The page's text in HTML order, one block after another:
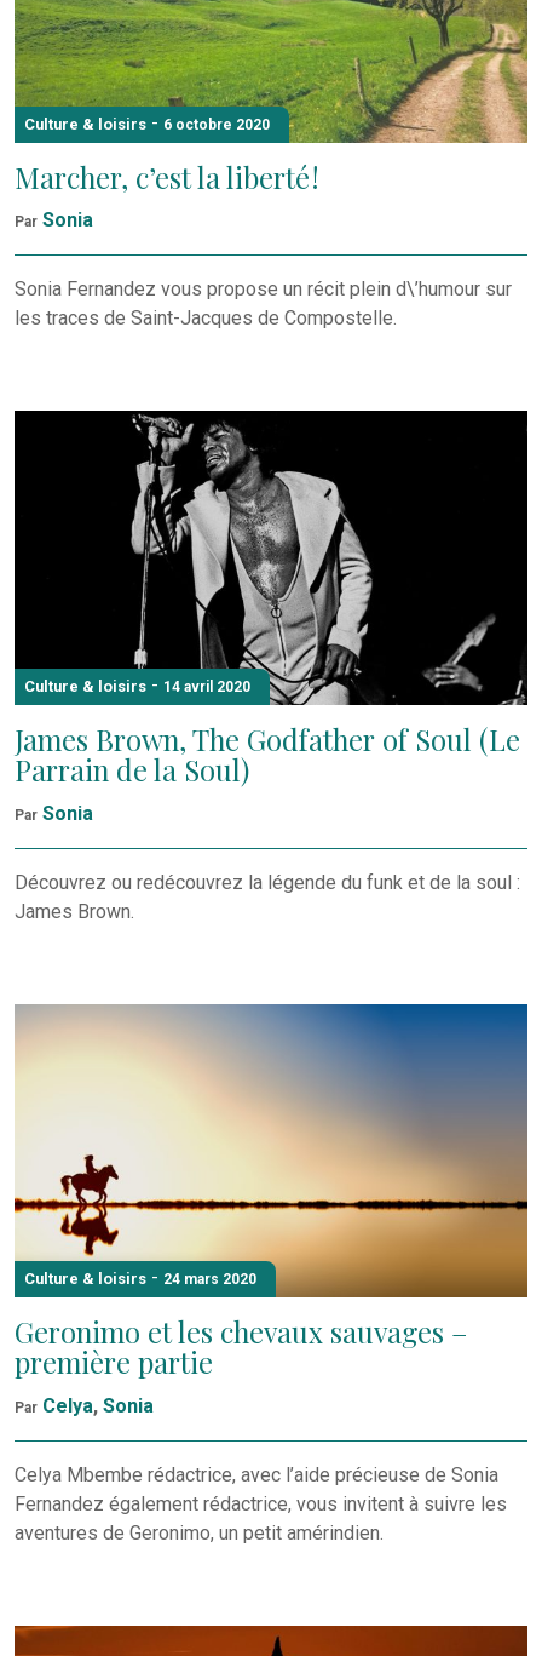
Culture & loisirs - 6 octobre 2020
Marcher, c’est la liberté !
Par Sonia
Sonia Fernandez vous propose un récit plein d\’humour sur
les traces de Saint-Jacques de Compostelle.
Culture & loisirs - 14 avril 2020
James Brown, The Godfather of Soul (Le
Parrain de la Soul)
Par Sonia
Découvrez ou redécouvrez la légende du funk et de la soul :
James Brown.
Culture & loisirs - 24 mars 2020
Geronimo et les chevaux sauvages –
première partie
Par Celya, Sonia
Celya Mbembe rédactrice, avec l’aide précieuse de Sonia
Fernandez également rédactrice, vous invitent à suivre les
aventures de Geronimo, un petit amérindien.